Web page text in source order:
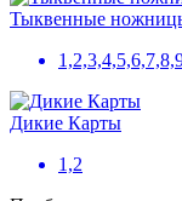
Тыквенные
Дикие Карты
1,2